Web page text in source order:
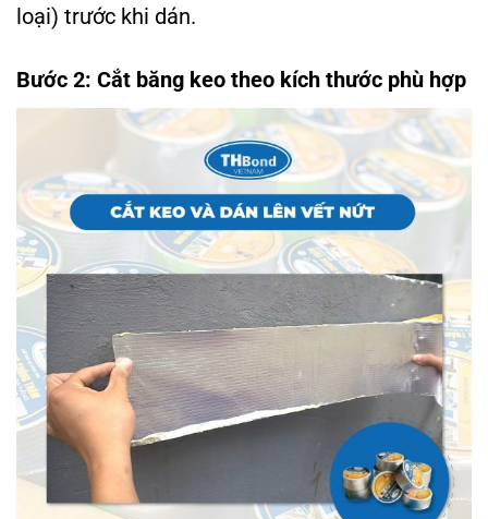
loại) trước khi dán.
Bước 2: Cắt băng keo theo kích thước phù hợp